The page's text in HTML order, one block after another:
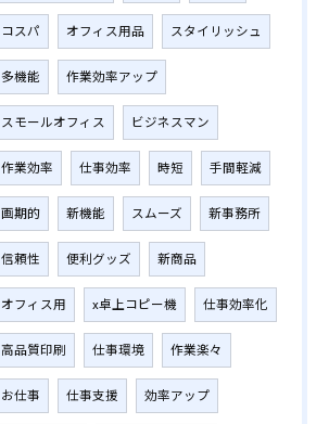
コスパ オフィス用品 スタイリッシュ
多機能 作業効率アップ
スモールオフィス ビジネスマン
作業効率 仕事効率 時短 手間軽減
画期的 新機能 スムーズ 新事務所
信頼性 便利グッズ 新商品
オフィス用 x卓上コピー機 仕事効率化
高品質印刷 仕事環境 作業楽々
お仕事 仕事支援 効率アップ